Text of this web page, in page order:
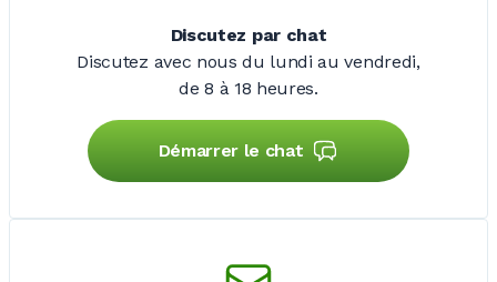
Discutez par chat
Discutez avec nous du lundi au vendredi,
de 8 à 18 heures.
Démarrer le chat